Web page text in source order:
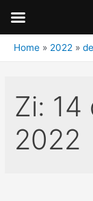
Home 2022
Zi: 14
2022